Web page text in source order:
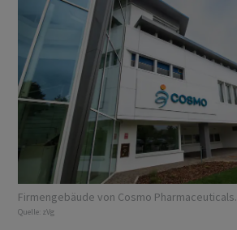
Firmengebäude von Cosmo Pharmaceuticals.
Quelle: zVg